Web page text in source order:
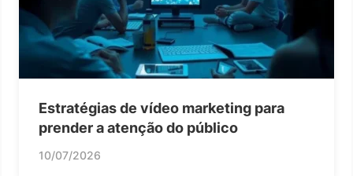
Estratégias de vídeo marketing para
prender a atenção do público
10/07/2026